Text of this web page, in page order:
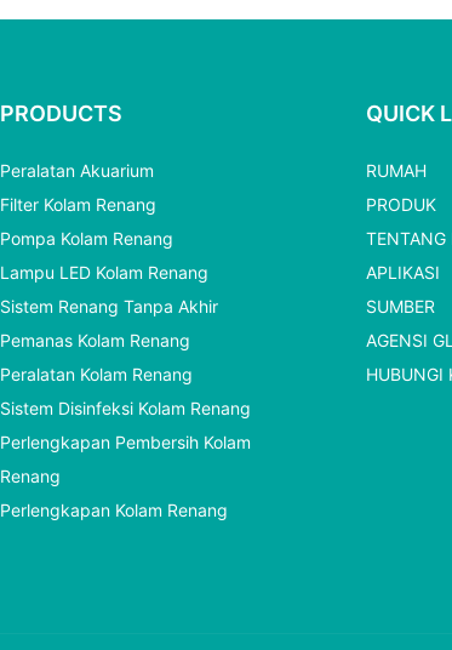
PRODUCTS
Peralatan Akuarium
Filter Kolam Renang
Pompa Kolam Renang
Lampu LED Kolam Renang
Sistem Renang Tanpa Akhir
Pemanas Kolam Renang
Peralatan Kolam Renang
Sistem Disinfeksi Kolam Renang
Perlengkapan Pembersih Kolam
Renang
Perlengkapan Kolam Renang
QUICK
RUMAH
PRODUK
TENTANG
APLIKASI
SUMBER
AGENSI
HUBUNGI